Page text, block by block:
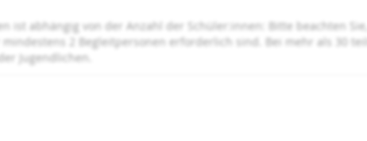
ist abhängig von der Anzahl der Schüler:innen: Bitte beachten
2 Begleitpersonen erforderlich sind. Bei mehr als 30
Jugendlichen.